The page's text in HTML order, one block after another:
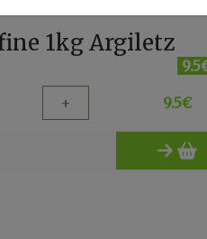
1kg Argiletz
+ 9.5€